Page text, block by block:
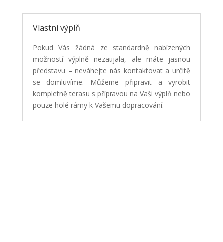
Vlastní výplň
Pokud Vás žádná ze standardně nabízených
možností výplně nezaujala, ale máte jasnou
představu – neváhejte nás kontaktovat a určitě
se domluvíme. Můžeme připravit a vyrobit
kompletně terasu s přípravou na Vaši výplň nebo
pouze holé rámy k Vašemu dopracování.